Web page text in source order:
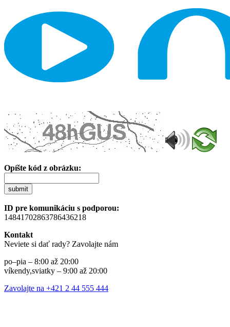
Opíšte kód z obrázku:
submit
ID pre komunikáciu s podporou:
14841702863786436218
Kontakt
Neviete si dať rady? Zavolajte nám
po–pia – 8:00 až 20:00
víkendy,sviatky – 9:00 až 20:00
Zavolajte na +421 2 44 555 444